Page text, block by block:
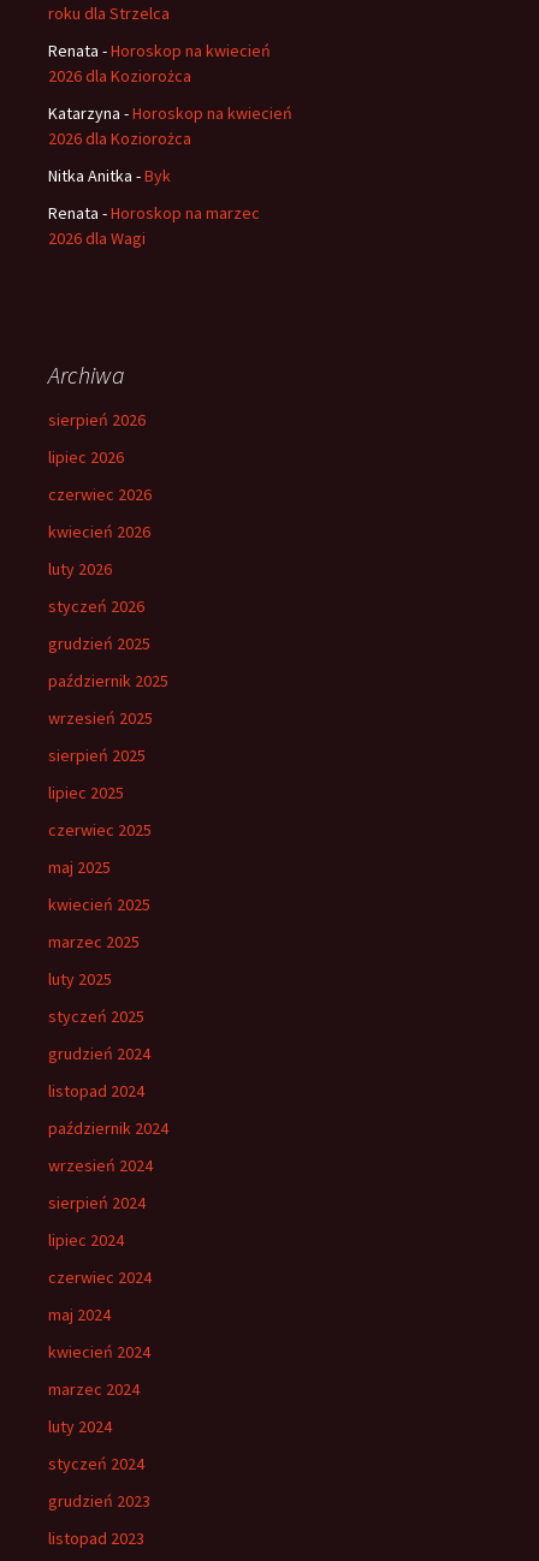
roku dla Strzelca
Renata -Horoskop na kwiecień
2026 dla Koziorożca
Katarzyna -Horoskop na kwiecień
2026 dla Koziorożca
Nitka Anitka -Byk
Renata -Horoskop na marzec
2026 dla Wagi
Archiwa
sierpień 2026
lipiec 2026
czerwiec 2026
kwiecień 2026
luty 2026
styczeń 2026
grudzień 2025
październik 2025
wrzesień 2025
sierpień 2025
lipiec 2025
czerwiec 2025
maj 2025
kwiecień 2025
marzec 2025
luty 2025
styczeń 2025
grudzień 2024
listopad 2024
październik 2024
wrzesień 2024
sierpień 2024
lipiec 2024
czerwiec 2024
maj 2024
kwiecień 2024
marzec 2024
luty 2024
styczeń 2024
grudzień 2023
listopad 2023